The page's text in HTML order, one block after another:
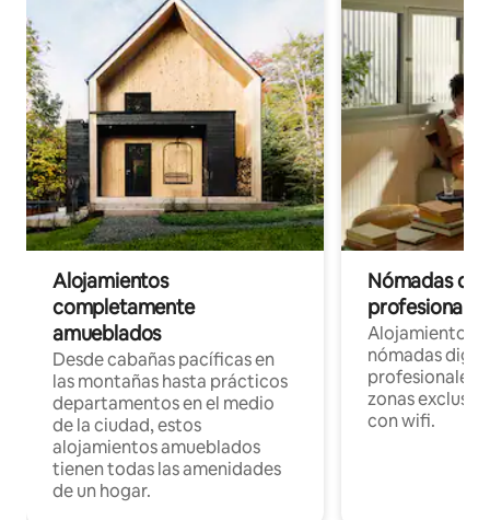
Alojamientos
completamente
amueblados
Desde cabañas pacíficas en
las montañas hasta prácticos
departamentos en el medio
de la ciudad, estos
alojamientos amueblados
tienen todas las amenidades
de un hogar.
Nómadas
Alojamientos
nómadas
profesionales
zonas
con wifi.